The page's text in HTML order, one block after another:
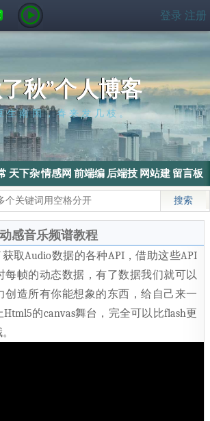
登录 注册
秋”个人博客
生南国，春来发几枝。
天下杂
侃
情感网
文
前端编
程
后端技 网站建 留言板
搜索引擎 SEO优化
感音乐频谱教程
获取Audio数据的各种API，借助这些API
每帧的动态数据，有了数据我们就可以
创造所有你能想象的东西，给自己来一
的canvas舞台，完全可以比flash更